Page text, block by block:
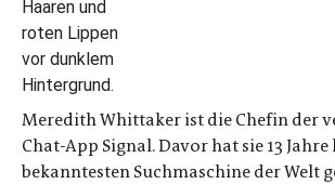
Meredith Whittaker ist die Chefin der
Chat-App Signal. Davor hat sie 13
bekanntesten Suchmaschine der Welt